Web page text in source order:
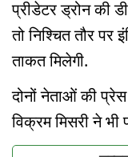
प्रीडेटर ड्रोन की
तो निश्चित तौर
ताकत मिलेगी.
दोनों नेताओं की
विक्रम मिसरी ने